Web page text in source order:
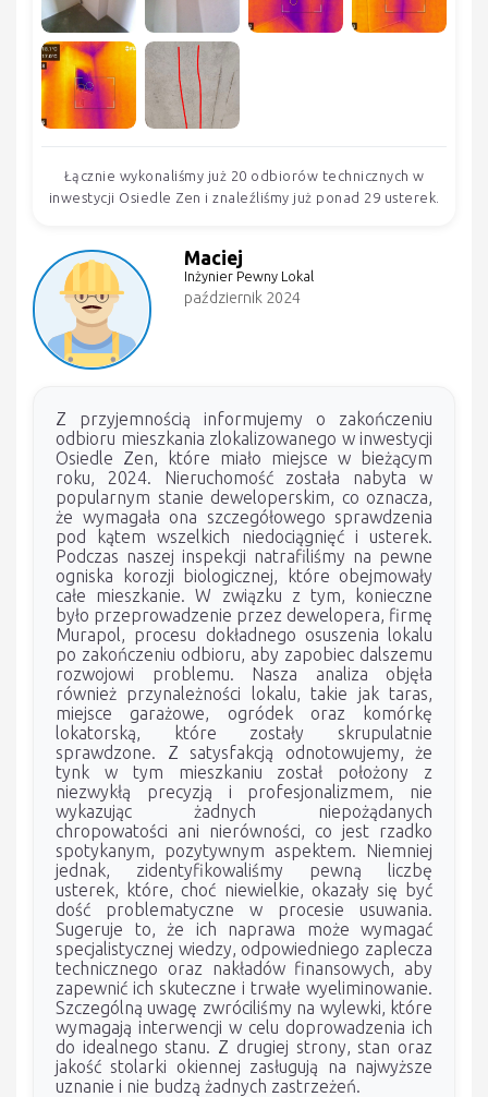
Łącznie wykonaliśmy już 20 odbiorów technicznych w
inwestycji Osiedle Zen i znaleźliśmy już ponad 29 usterek.
Maciej
Inżynier Pewny Lokal
październik 2024
Z przyjemnością informujemy o zakończeniu
odbioru mieszkania zlokalizowanego w inwestycji
Osiedle Zen, które miało miejsce w bieżącym
roku, 2024. Nieruchomość została nabyta w
popularnym stanie deweloperskim, co oznacza,
że wymagała ona szczegółowego sprawdzenia
pod kątem wszelkich niedociągnięć i usterek.
Podczas naszej inspekcji natrafiliśmy na pewne
ogniska korozji biologicznej, które obejmowały
całe mieszkanie. W związku z tym, konieczne
było przeprowadzenie przez dewelopera, firmę
Murapol, procesu dokładnego osuszenia lokalu
po zakończeniu odbioru, aby zapobiec dalszemu
rozwojowi problemu. Nasza analiza objęła
również przynależności lokalu, takie jak taras,
miejsce garażowe, ogródek oraz komórkę
lokatorską, które zostały skrupulatnie
sprawdzone. Z satysfakcją odnotowujemy, że
tynk w tym mieszkaniu został położony z
niezwykłą precyzją i profesjonalizmem, nie
wykazując żadnych niepożądanych
chropowatości ani nierówności, co jest rzadko
spotykanym, pozytywnym aspektem. Niemniej
jednak, zidentyfikowaliśmy pewną liczbę
usterek, które, choć niewielkie, okazały się być
dość problematyczne w procesie usuwania.
Sugeruje to, że ich naprawa może wymagać
specjalistycznej wiedzy, odpowiedniego zaplecza
technicznego oraz nakładów finansowych, aby
zapewnić ich skuteczne i trwałe wyeliminowanie.
Szczególną uwagę zwróciliśmy na wylewki, które
wymagają interwencji w celu doprowadzenia ich
do idealnego stanu. Z drugiej strony, stan oraz
jakość stolarki okiennej zasługują na najwyższe
uznanie i nie budzą żadnych zastrzeżeń.